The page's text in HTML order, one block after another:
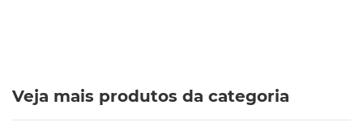
Veja mais produtos da categoria